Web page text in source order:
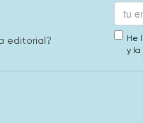
editorial?
He
y la